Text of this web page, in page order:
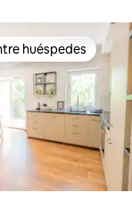
los huéspedes más
huéspedes